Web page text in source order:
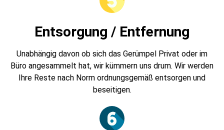
Entsorgung / Entfernung
Unabhängig davon ob sich das Gerümpel Privat oder im
Büro angesammelt hat, wir kümmern uns drum. Wir werden
Ihre Reste nach Norm ordnungsgemäß entsorgen und
beseitigen.